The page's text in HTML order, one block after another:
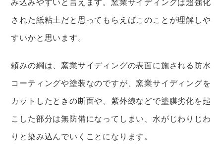
み込みやすいと言えます。窯業サイディングは超強化
された紙粘土だと思ってもらえばこのことが理解しや
すいかと思います。
頼みの綱は、窯業サイディングの表面に施される防水
コーティングや塗装なのですが、窯業サイディングを
カットしたときの断面や、紫外線などで塗膜劣化を起
こした部分は無防備になってしまい、水がじわりじわ
りと染み込んでいくことになります。